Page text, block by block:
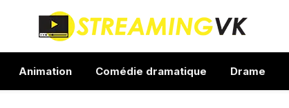
Animation Comédie dramatique Drame